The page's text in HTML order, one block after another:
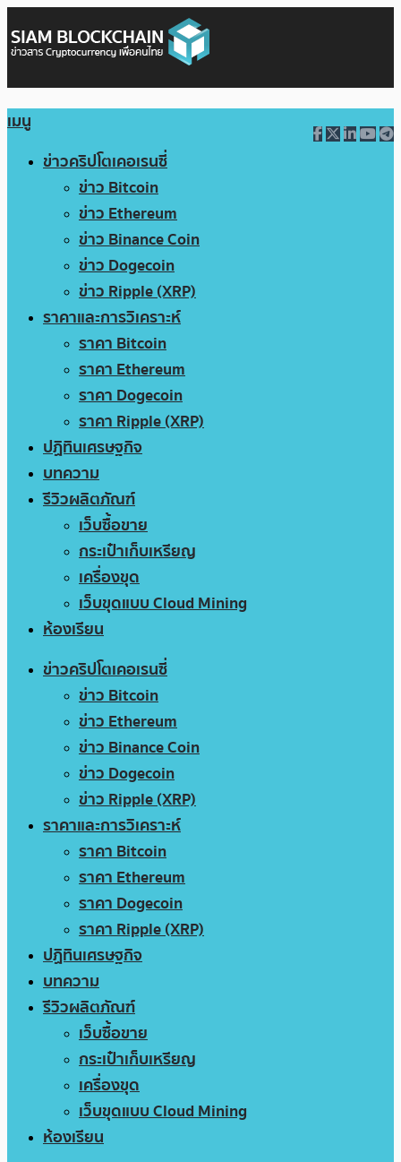
เมนู
ข่าวคริปโตเคอเรนซี่
ข่าว Bitcoin
ข่าว Ethereum
ข่าว Binance Coin
ข่าว Dogecoin
ข่าว Ripple (XRP)
ราคาและการวิเคราะห์
ราคา Bitcoin
ราคา Ethereum
ราคา Dogecoin
ราคา Ripple (XRP)
ปฏิทินเศรษฐกิจ
บทความ
รีวิวผลิตภัณฑ์
เว็บซื้อขาย
กระเป๋าเก็บเหรียญ
เครื่องขุด
เว็บขุดแบบ Cloud Mining
ห้องเรียน
ข่าวคริปโตเคอเรนซี่
ข่าว Bitcoin
ข่าว Ethereum
ข่าว Binance Coin
ข่าว Dogecoin
ข่าว Ripple (XRP)
ราคาและการวิเคราะห์
ราคา Bitcoin
ราคา Ethereum
ราคา Dogecoin
ราคา Ripple (XRP)
ปฏิทินเศรษฐกิจ
บทความ
รีวิวผลิตภัณฑ์
เว็บซื้อขาย
กระเป๋าเก็บเหรียญ
เครื่องขุด
เว็บขุดแบบ Cloud Mining
ห้องเรียน